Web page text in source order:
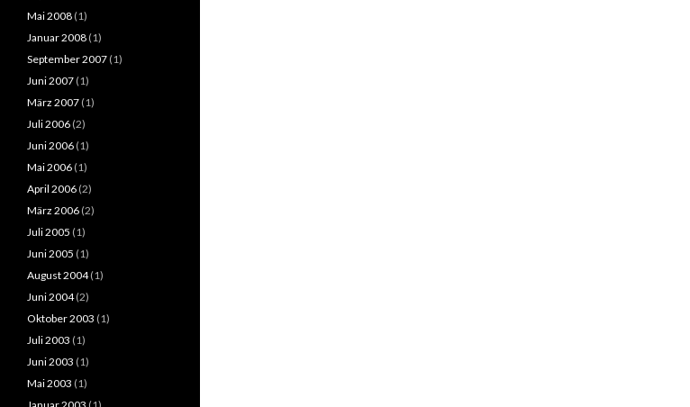
Mai 2008 (1)
Januar 2008 (1)
September 2007 (1)
Juni 2007 (1)
März 2007 (1)
Juli 2006 (2)
Juni 2006 (1)
Mai 2006 (1)
April 2006 (2)
März 2006 (2)
Juli 2005 (1)
Juni 2005 (1)
August 2004(1)
Juni 2004(2)
Oktober 2003 (1)
Juli 2003 (1)
Juni 2003 (1)
Mai 2003 (1)